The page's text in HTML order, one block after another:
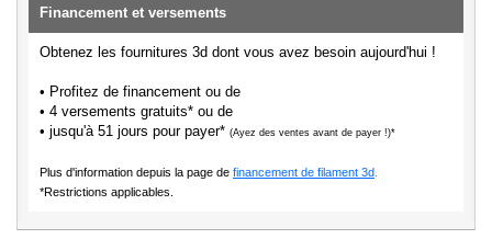
Financement et versements
Obtenez les fournitures 3d dont vous avez besoin aujourd'hui !
• Profitez de financement ou de
• 4 versements gratuits* ou de
• jusqu'à 51 jours pour payer* (Ayez des ventes avant de payer !)*
Plus d'information depuis la page de financement de filament 3d
*Restrictions applicables.